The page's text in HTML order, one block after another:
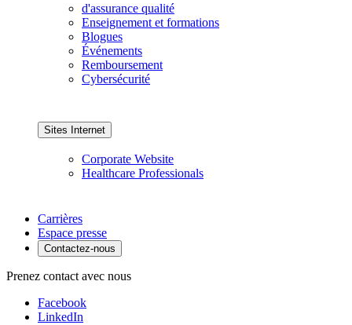
d'assurance qualité
Enseignement et formations
Blogues
Événements
Remboursement
Cybersécurité
Sites Internet
Corporate Website
Healthcare Professionals
Carrières
Espace presse
Contactez-nous
Prenez contact avec nous
Facebook
LinkedIn